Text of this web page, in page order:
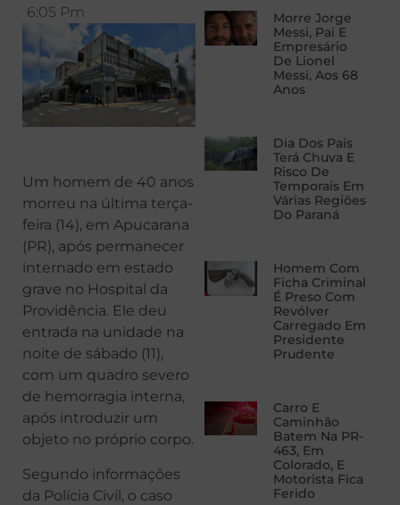
6:05 Pm
Um homem de 40 anos
morreu na última terça-
feira (14), em Apucarana
(PR), após permanecer
internado em estado
grave no Hospital da
Providência. Ele deu
entrada na unidade na
noite de sábado (11),
com um quadro severo
de hemorragia interna,
após introduzir um
objeto no próprio corpo.
Segundo informações
da Polícia Civil, o caso
Morre Jorge
Messi, Pai E
Empresário
De Lionel
Messi, Aos 68
Anos
Dia Dos Pais
Terá Chuva E
Risco De
Temporais Em
Várias Regiões
Do Paraná
Homem Com
Ficha Criminal
É Preso Com
Revólver
Carregado Em
Presidente
Prudente
Carro E
Caminhão
Batem Na PR-
463, Em
Colorado, E
Motorista Fica
Ferido